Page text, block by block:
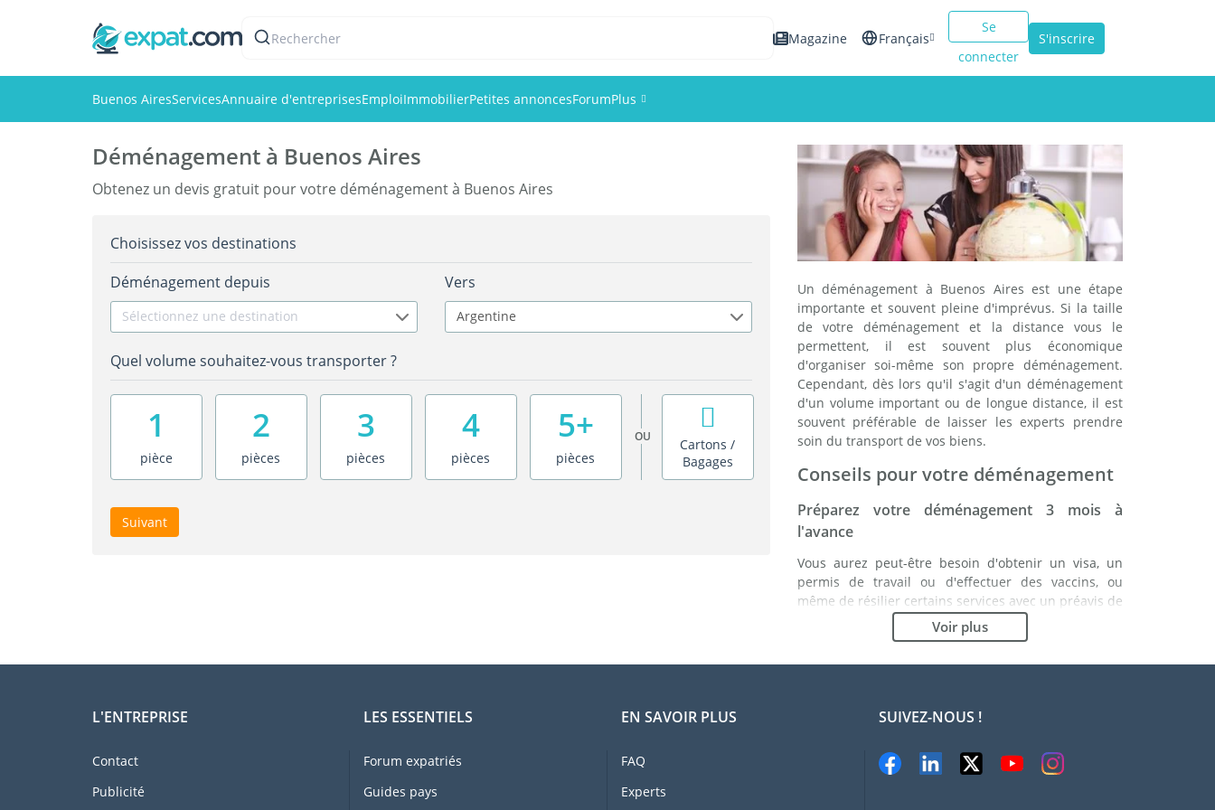
Rechercher Magazine Français
Italiano
Se
connecter
S'inscrire
Buenos AiresServicesAnnuaire d'entreprisesEmploiImmobilierPetites annoncesForumPlus
Déménagement à Buenos Aires
Obtenez un devis gratuit pour votre déménagement à Buenos Aires
Choisissez vos destinations
Déménagement depuis
Sélectionnez une destination
Vers
Argentine
Quel volume souhaitez-vous transporter ?
1
pièce
2
pièces
3
pièces
4
pièces
5+
pièces
OU
Cartons /
Bagages
Suivant
Un déménagement à Buenos Aires est une étape
importante et souvent pleine d'imprévus. Si la taille
de votre déménagement et la distance vous le
permettent, il est souvent plus économique
d'organiser soi-même son propre déménagement.
Cependant, dès lors qu'il s'agit d'un déménagement
d'un volume important ou de longue distance, il est
souvent préférable de laisser les experts prendre
soin du transport de vos biens.
Conseils pour votre déménagement
Préparez votre déménagement 3 mois à
l'avance
Vous aurez peut-être besoin d'obtenir un visa, un
permis de travail ou d'effectuer des vaccins, ou
même de résilier certains services avec un préavis de
plusieurs mois. Etablissez une liste de ce que vous
avez à faire. En étant bien organisé, vous vous
Choisissez le bon déménageur
tout projet d'expatriation à Buenos Aires. Les
organismes de régulation indépendants tels que la
Voir plus
L'ENTREPRISE
Contact
Publicité
LES ESSENTIELS
Forum expatriés
Guides pays
EN SAVOIR PLUS
FAQ
Experts
SUIVEZ-NOUS !